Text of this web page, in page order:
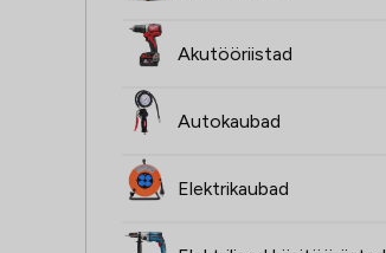
Akutööriistad
Autokaubad
Elektrikaubad
ŻARÓWKI H4,
SUPER valge
HOMOLOGACJA